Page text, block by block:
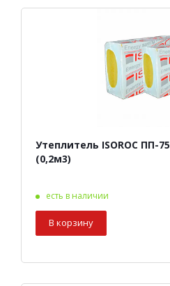
Утеплитель ISOROC ПП-75 1000*500*100
(0,2м3)
есть в наличии
В корзину